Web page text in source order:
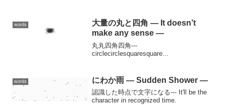
words
大量の丸と四角 — It doesn’t
make any sense —
丸丸四角四角---
circlecirclesquaresquare...
words にわか雨 — Sudden Shower —
認識した時点で文字になる--- It'll be the
character in recognized time.